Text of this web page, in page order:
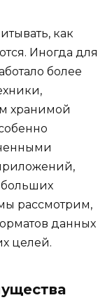
как
Иногда для
более
хранимой
рассмотрим,
данных
целей.